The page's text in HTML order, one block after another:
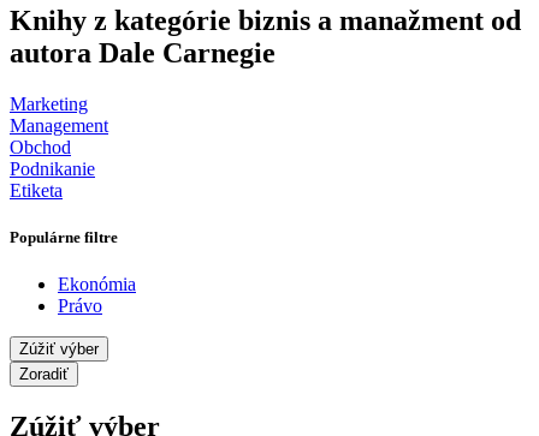
Knihy z kategórie biznis a manažment od
autora Dale Carnegie
Marketing
Management
Obchod
Podnikanie
Etiketa
Populárne filtre
Ekonómia
Právo
Zúžiť výber
Zoradiť
Zúžiť výber